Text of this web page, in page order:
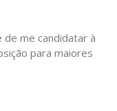
de me candidatar à
para maiores